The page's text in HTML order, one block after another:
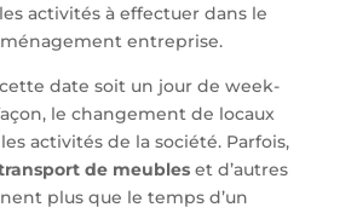
activités à effectuer dans le
entreprise.
cette date soit un jour de week-
le changement de locaux
activités de la société. Parfois,
de meubleset d’autres
plus que le temps d’un